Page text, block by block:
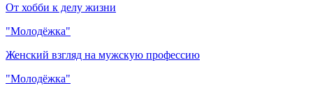
От хобби к делу жизни
"Молодёжка"
Женский взгляд на мужскую профессию
"Молодёжка"